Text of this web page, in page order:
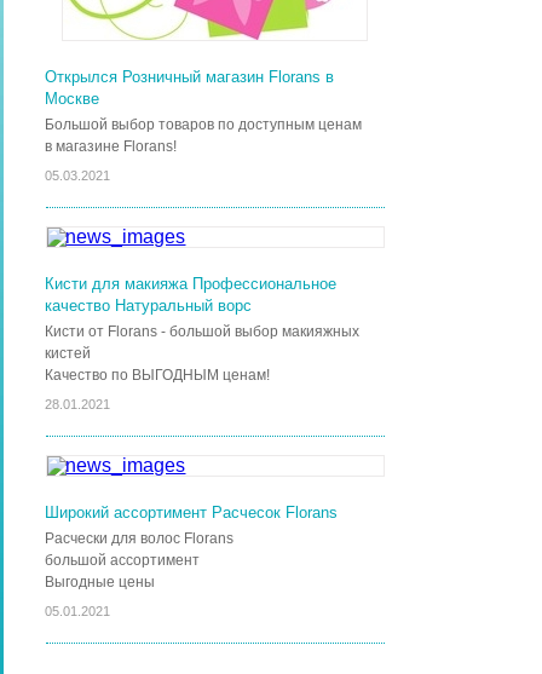
Открылся Розничный магазин Florans в
Москве
Большой выбор товаров по доступным ценам
в магазине Florans!
05.03.2021
Кисти для макияжа Профессиональное
качество Натуральный ворс
Кисти от Florans - большой выбор макияжных
кистей
Качество по ВЫГОДНЫМ ценам!
28.01.2021
Широкий ассортимент Расчесок Florans
Расчески для волос Florans
большой ассортимент
Выгодные цены
05.01.2021